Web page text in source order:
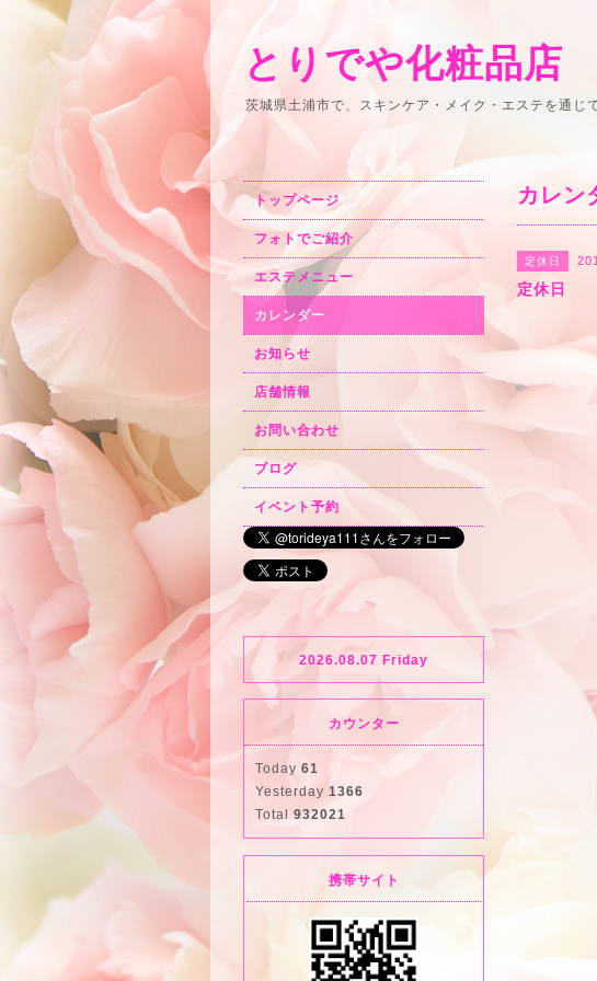
とりでや化粧品店
茨城県土浦市で、スキンケア・メイク・エステを通じ
カレン
定休日
定休日
トップページ
フォトでご紹介
エステメニュー
カレンダー
お知らせ
店舗情報
お問い合わせ
ブログ
イベント予約
2026.08.07 Friday
カウンター
Today 61
Yesterday 1366
Total 932021
携帯サイト